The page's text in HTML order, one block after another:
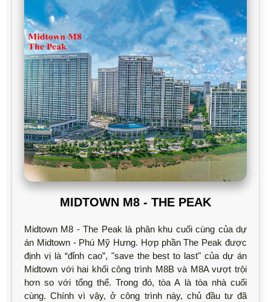
MIDTOWN M8 - THE PEAK
Midtown M8 - The Peak là phân khu cuối cùng của dự
án Midtown - Phú Mỹ Hưng. Hợp phần The Peak được
định vị là “đỉnh cao”, "save the best to last" của dự án
Midtown với hai khối công trình M8B và M8A vượt trội
hơn so với tổng thể. Trong đó, tòa A là tòa nhà cuối
cùng. Chính vì vậy, ở công trình này, chủ đầu tư đã